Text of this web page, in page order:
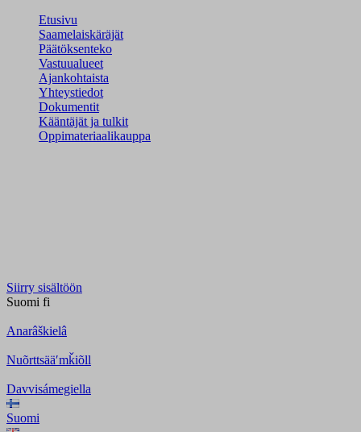
Etusivu
Saamelaiskäräjät
Päätöksenteko
Vastuualueet
Ajankohtaista
Yhteystiedot
Dokumentit
Kääntäjät ja tulkit
Oppimateriaalikauppa
Siirry sisältöön
Suomi fi
Anarâškielâ
Nuõrttsääʹmǩiõll
Davvisámegiella
Suomi